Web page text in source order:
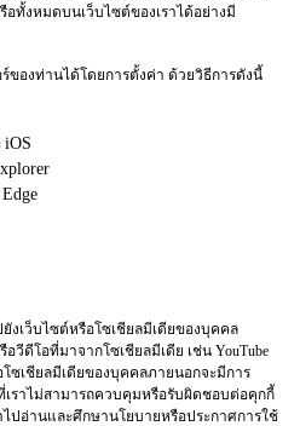
ทั้งหมดบนเว็บไซต์ของเราได้อย่างมี
ของท่านได้โดยการตั้งค่า ด้วยวิธีการดังนี้
iOS
งเว็บไซต์หรือโซเชียลมีเดียของบุคคล
วีดีโอที่มาจากโซเชียลมีเดีย เช่น YouTube
โซเชียลมีเดียของบุคคลภายนอกจะมีการ
ราไม่สามารถควบคุมหรือรับผิดชอบต่อคุกกี้
ปอ่านและศึกษานโยบายหรือประกาศการใช้